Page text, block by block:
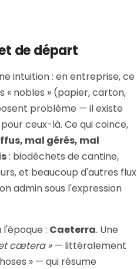
de départ
intuition : en entreprise, ce
« nobles » (papier, carton,
problème — il existe
ceux-là. Ce qui coince,
mal gérés, mal
: biodéchets de cantine,
et beaucoup d'autres flux
admin sous l'expression
: Caeterra. Une
cætera »— littéralement
» — qui résume